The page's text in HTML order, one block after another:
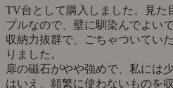
TV台として購入しました。見た
プルなので、壁に馴染んでよいで
収納力抜群で、ごちゃついてい
りました。
扉の磁石がやや強めで、私には
はいえ、頻繁に使わないものを